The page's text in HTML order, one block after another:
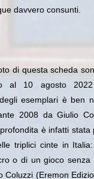
davvero consunti.
di questa scheda
al 10 agosto
esemplari è ben
2008 da Giulio
è infatti stata
triplici cinte in
o di un gioco senza
Coluzzi (Eremon